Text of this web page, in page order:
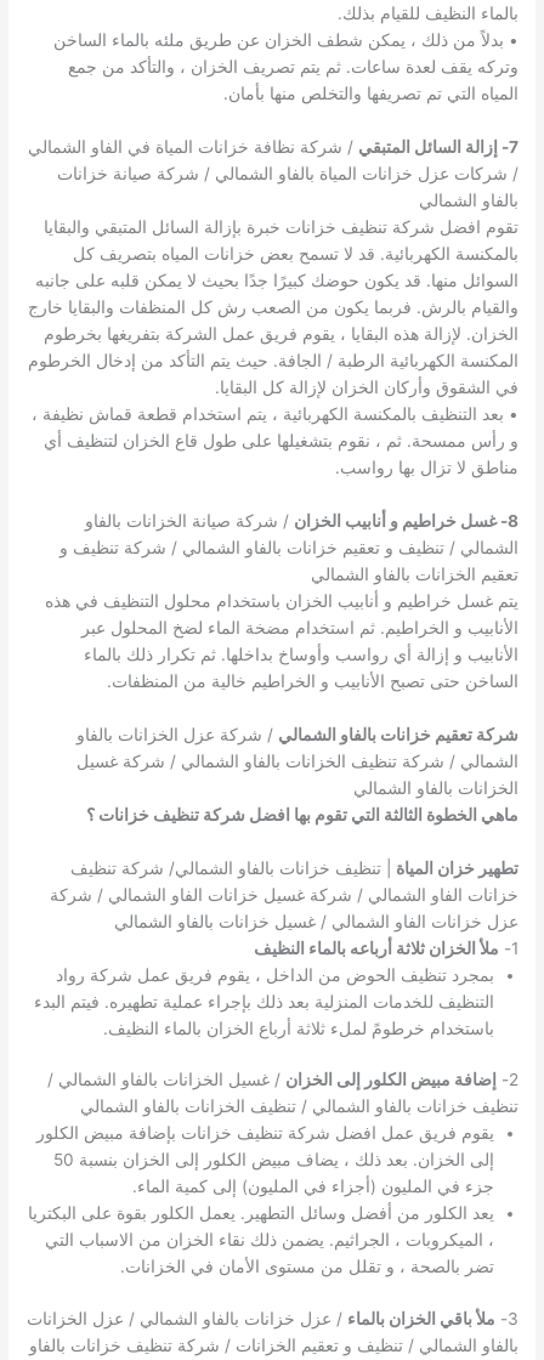
بالماء النظيف للقيام بذلك.
• بدلاً من ذلك ، يمكن شطف الخزان عن طريق ملئه بالماء الساخن
وتركه يقف لعدة ساعات. ثم يتم تصريف الخزان ، والتأكد من جمع
المياه التي تم تصريفها والتخلص منها بأمان.
7- إزالة السائل المتبقي
/ شركة نظافة خزانات المياة في الفاو الشمالي
/ شركات عزل خزانات المياة بالفاو الشمالي / شركة صيانة خزانات
بالفاو الشمالي
تقوم افضل شركة تنظيف خزانات خبرة بإزالة السائل المتبقي والبقايا
بالمكنسة الكهربائية. قد لا تسمح بعض خزانات المياه بتصريف كل
السوائل منها. قد يكون حوضك كبيرًا جدًا بحيث لا يمكن قلبه على جانبه
والقيام بالرش. فربما يكون من الصعب رش كل المنظفات والبقايا خارج
الخزان. لإزالة هذه البقايا ، يقوم فريق عمل الشركة بتفريغها بخرطوم
المكنسة الكهربائية الرطبة / الجافة. حيث يتم التأكد من إدخال الخرطوم
في الشقوق وأركان الخزان لإزالة كل البقايا.
• بعد التنظيف بالمكنسة الكهربائية ، يتم استخدام قطعة قماش نظيفة ،
و رأس ممسحة. ثم ، نقوم بتشغيلها على طول قاع الخزان لتنظيف أي
مناطق لا تزال بها رواسب.
8- غسل خراطيم و أنابيب الخزان
/ شركة صيانة الخزانات بالفاو
الشمالي / تنظيف و تعقيم خزانات بالفاو الشمالي / شركة تنظيف و
تعقيم الخزانات بالفاو الشمالي
يتم غسل خراطيم و أنابيب الخزان باستخدام محلول التنظيف في هذه
الأنابيب و الخراطيم. ثم استخدام مضخة الماء لضخ المحلول عبر
الأنابيب و إزالة أي رواسب وأوساخ بداخلها. ثم تكرار ذلك بالماء
الساخن حتى تصبح الأنابيب و الخراطيم خالية من المنظفات.
شركة تعقيم خزانات بالفاو الشمالي / شركة عزل الخزانات بالفاو
الشمالي / شركة تنظيف الخزانات بالفاو الشمالي / شركة غسيل
الخزانات بالفاو الشمالي
ماهي الخطوة الثالثة التي تقوم بها افضل شركة تنظيف خزانات ؟
تطهير خزان المياة | تنظيف خزانات بالفاو الشمالي/ شركة تنظيف
خزانات الفاو الشمالي / شركة غسيل خزانات الفاو الشمالي / شركة
عزل خزانات الفاو الشمالي / غسيل خزانات بالفاو الشمالي
1-
ملأ الخزان ثلاثة أرباعه بالماء النظيف
بمجرد تنظيف الحوض من الداخل ، يقوم فريق عمل شركة رواد
التنظيف للخدمات المنزلية بعد ذلك بإجراء عملية تطهيره. فيتم البدء
باستخدام خرطومً لملء ثلاثة أرباع الخزان بالماء النظيف.
2- إضافة مبيض الكلور إلى الخزان / غسيل الخزانات بالفاو الشمالي /
تنظيف خزانات بالفاو الشمالي / تنظيف الخزانات بالفاو الشمالي
يقوم فريق عمل افضل شركة تنظيف خزانات بإضافة مبيض الكلور
إلى الخزان. بعد ذلك ، يضاف مبيض الكلور إلى الخزان بنسبة 50
جزء في المليون (أجزاء في المليون) إلى كمية الماء.
يعد الكلور من أفضل وسائل التطهير. يعمل الكلور بقوة على البكتريا
، الميكروبات ، الجراثيم. يضمن ذلك نقاء الخزان من الاسباب التي
تضر بالصحة ، و تقلل من مستوى الأمان في الخزانات.
3- ملأ باقي الخزان بالماء / عزل خزانات بالفاو الشمالي / عزل الخزانات
بالفاو الشمالي / تنظيف و تعقيم الخزانات / شركة تنظيف خزانات بالفاو